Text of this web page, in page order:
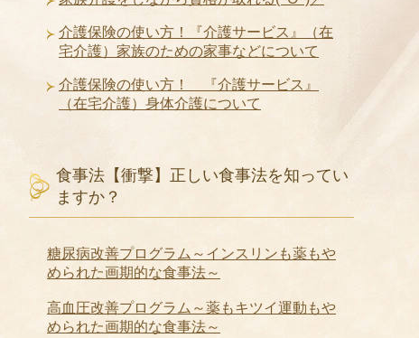
介護保険の使い方！『介護サービス』（在
宅介護）家族のための家事などについて
介護保険の使い方！ 『介護サービス』
（在宅介護）身体介護について
食事法【衝撃】正しい食事法を知ってい
ますか？
糖尿病改善プログラム～インスリンも薬もや
められた画期的な食事法～
高血圧改善プログラム～薬もキツイ運動もや
められた画期的な食事法～